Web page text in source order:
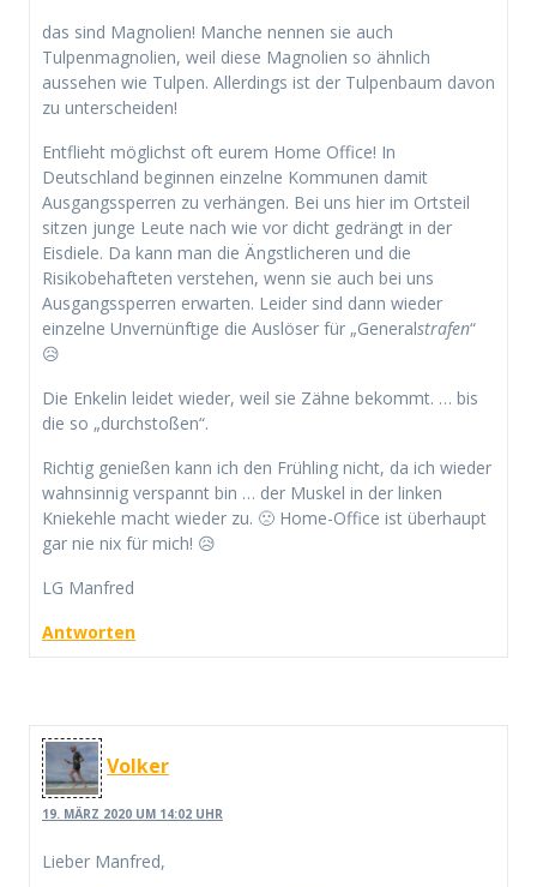
das sind Magnolien! Manche nennen sie auch
Tulpenmagnolien, weil diese Magnolien so ähnlich
aussehen wie Tulpen. Allerdings ist der Tulpenbaum davon
zu unterscheiden!
Entflieht möglichst oft eurem Home Office! In
Deutschland beginnen einzelne Kommunen damit
Ausgangssperren zu verhängen. Bei uns hier im Ortsteil
sitzen junge Leute nach wie vor dicht gedrängt in der
Eisdiele. Da kann man die Ängstlicheren und die
Risikobehafteten verstehen, wenn sie auch bei uns
Ausgangssperren erwarten. Leider sind dann wieder
einzelne Unvernünftige die Auslöser für „Generalstrafen“
😥
Die Enkelin leidet wieder, weil sie Zähne bekommt. … bis
die so „durchstoßen“.
Richtig genießen kann ich den Frühling nicht, da ich wieder
wahnsinnig verspannt bin … der Muskel in der linken
Kniekehle macht wieder zu. 🙁 Home-Office ist überhaupt
gar nie nix für mich! 😥
LG Manfred
Antworten
Volker
19. MÄRZ 2020 UM 14:02 UHR
Lieber Manfred,